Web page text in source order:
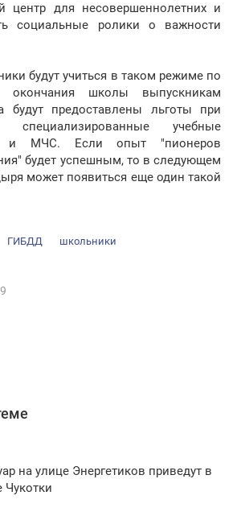
центр для несовершеннолетних и
социальные ролики о важности
будут учиться в таком режиме по
школы выпускникам
будут предоставлены льготы при
учебные
и МЧС. Если опыт "пионеров
будет успешным, то в следующем
может появиться еще один такой
ГИБДД школьники
на улице Энергетиков приведут в
Чукотки